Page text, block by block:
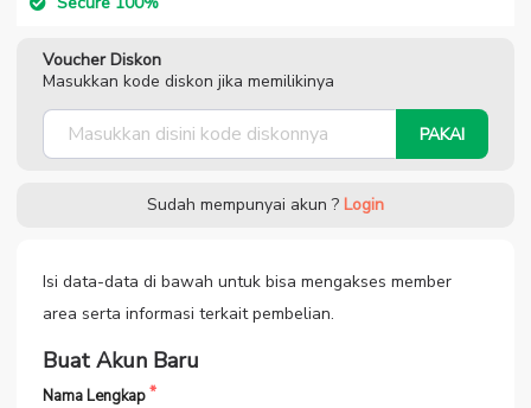
Voucher Diskon
Masukkan kode diskon jika memilikinya
PAKAI
Sudah mempunyai akun ? Login
Isi data-data di bawah untuk bisa mengakses member
area serta informasi terkait pembelian.
Buat Akun Baru
Nama Lengkap